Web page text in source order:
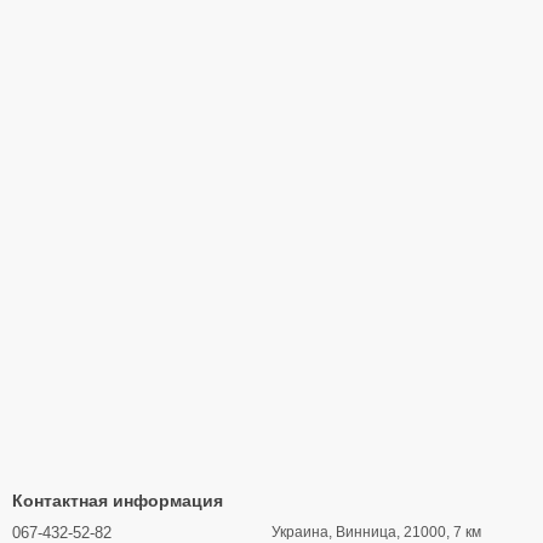
Контактная информация
067-432-52-82
Украина, Винница, 21000, 7 км